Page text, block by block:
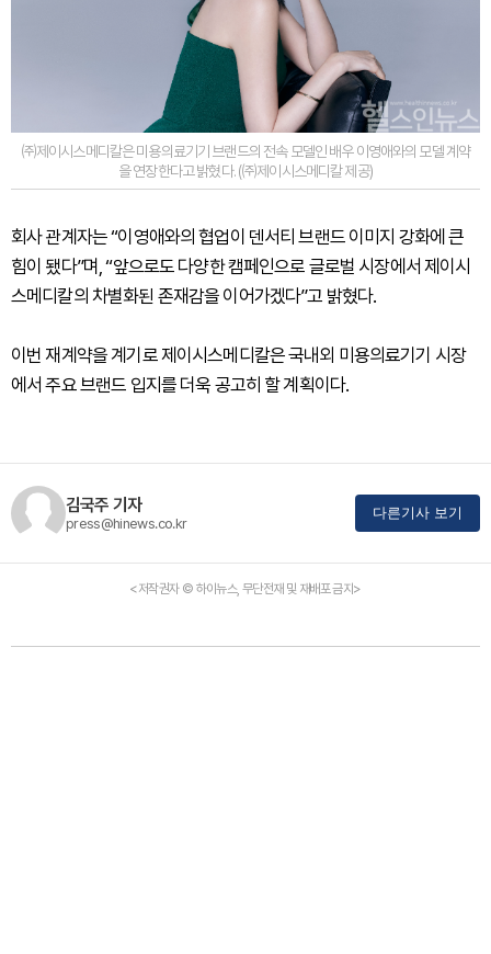
㈜제이시스메디칼은 미용의료기기 브랜드의 전속 모델인 배우 이영애와의 모델 계약
을 연장한다고 밝혔다. (㈜제이시스메디칼 제공)
회사 관계자는 “이영애와의 협업이 덴서티 브랜드 이미지 강화에 큰
힘이 됐다”며, “앞으로도 다양한 캠페인으로 글로벌 시장에서 제이시
스메디칼의 차별화된 존재감을 이어가겠다”고 밝혔다.
이번 재계약을 계기로 제이시스메디칼은 국내외 미용의료기기 시장
에서 주요 브랜드 입지를 더욱 공고히 할 계획이다.
김국주 기자
press@hinews.co.kr
다른기사 보기
<저작권자 © 하이뉴스, 무단전재 및 재배포 금지>